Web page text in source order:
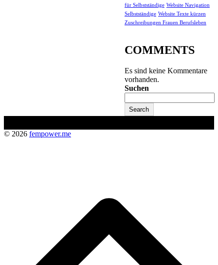
für Selbstständige Website Navigation
Selbstständige Website Texte kürzen
Zuschreibungen Frauen Berufsleben
COMMENTS
Es sind keine Kommentare
vorhanden.
Suchen
Search
© 2026 fempower.me